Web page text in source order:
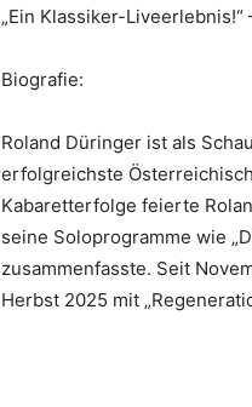
„Ein Klassiker-Liveerlebnis!“
Biografie:
Roland Düringer ist als
erfolgreichste
Kabaretterfolge feierte
seine Soloprogramme wie
zusammenfasste. Seit
Herbst 2025 mit